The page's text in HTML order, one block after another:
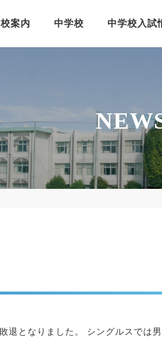
案内 中学校 中学校入試
退となりました。 シングルスでは